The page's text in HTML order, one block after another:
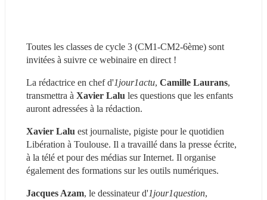
Toutes les classes de cycle 3 (CM1-CM2-6ème) sont
invitées à suivre ce webinaire en direct !
La rédactrice en chef d'1jour1actu, Camille Laurans,
transmettra à Xavier Lalu les questions que les enfants
auront adressées à la rédaction.
Xavier Lalu est journaliste, pigiste pour le quotidien
Libération à Toulouse. Il a travaillé dans la presse écrite,
à la télé et pour des médias sur Internet. Il organise
également des formations sur les outils numériques.
Jacques Azam, le dessinateur d'1jour1question,